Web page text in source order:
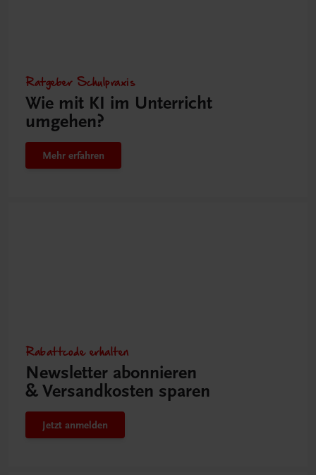
Ratgeber Schulpraxis
Wie mit KI im Unterricht
umgehen?
Mehr erfahren
Rabattcode erhalten
Newsletter abonnieren
& Versandkosten sparen
Jetzt anmelden